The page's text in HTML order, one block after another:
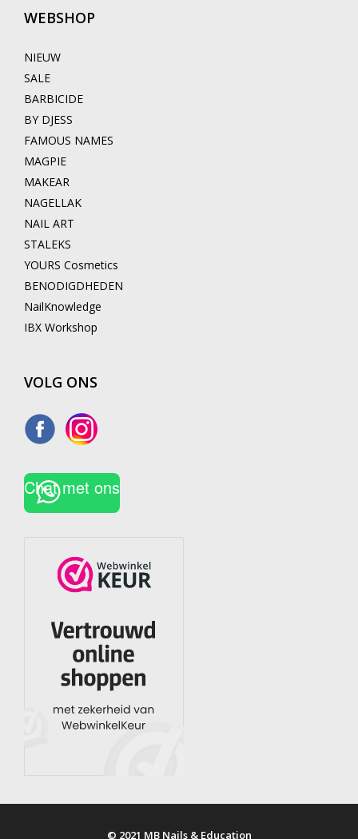
WEBSHOP
NIEUW
SALE
BARBICIDE
BY DJESS
FAMOUS NAMES
MAGPIE
MAKEAR
NAGELLAK
NAIL ART
STALEKS
YOURS Cosmetics
BENODIGDHEDEN
NailKnowledge
IBX Workshop
VOLG ONS
Chat met ons
© 2021 MB Nails & Education